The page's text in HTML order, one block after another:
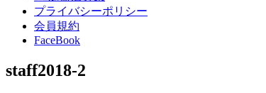
プライバシーポリシー
会員規約
FaceBook
staff2018-2